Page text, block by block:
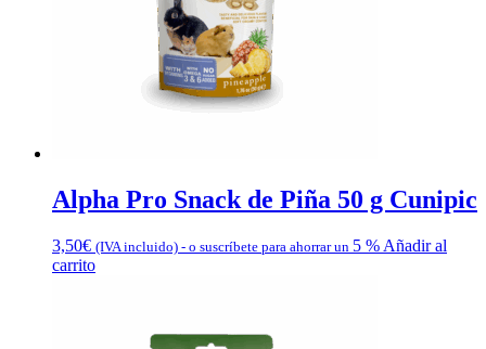
Alpha Pro Snack de Piña 50 g Cunipic
3,50€ (IVA incluido) - o suscríbete para ahorrar un 5 % Añadir al
carrito